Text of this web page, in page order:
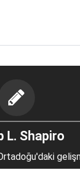
L. Shapiro
izliyor